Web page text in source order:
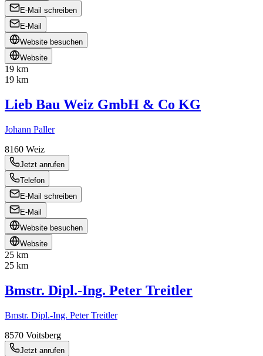
E-Mail schreiben
E-Mail
Website besuchen
Website
19 km
19 km
Lieb Bau Weiz GmbH & Co KG
Johann Paller
8160 Weiz
Jetzt anrufen
Telefon
E-Mail schreiben
E-Mail
Website besuchen
Website
25 km
25 km
Bmstr. Dipl.-Ing. Peter Treitler
Bmstr. Dipl.-Ing. Peter Treitler
8570 Voitsberg
Jetzt anrufen